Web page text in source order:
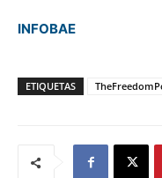
INFOBAE
ETIQUETAS